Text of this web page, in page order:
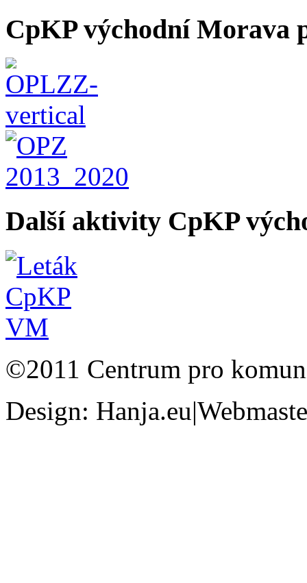
CpKP východní Morava
Další aktivity CpKP
©2011 Centrum pro
Design: